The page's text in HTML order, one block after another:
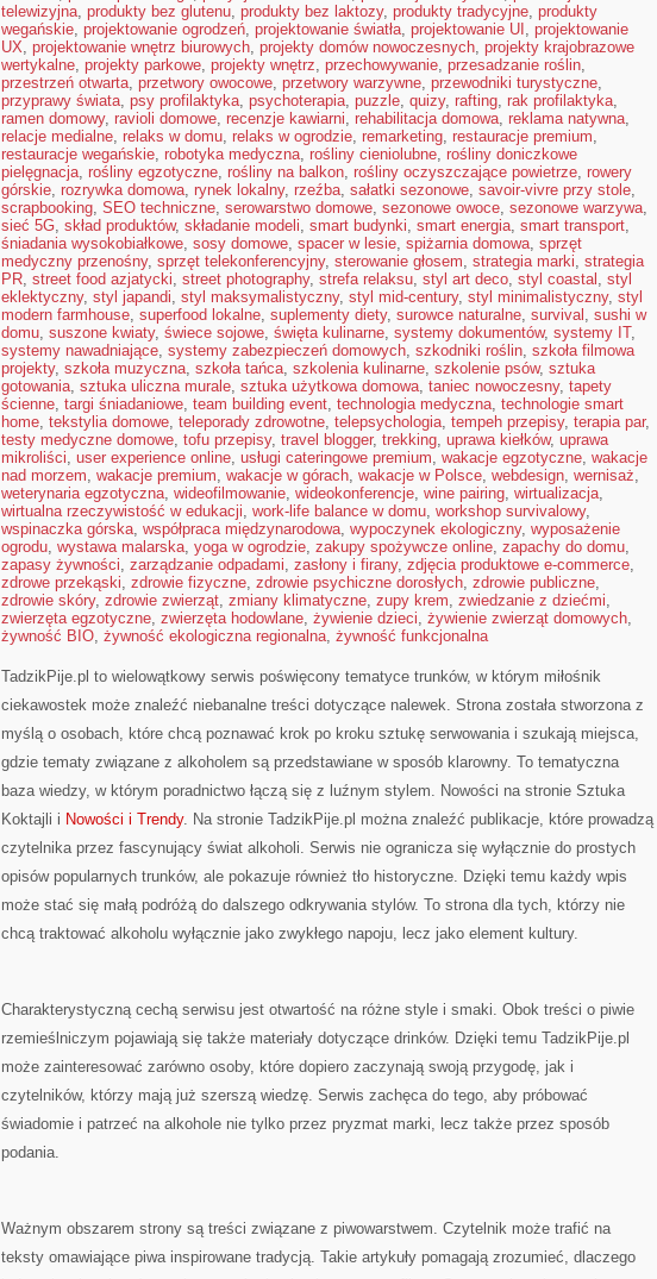
telewizyjna, produkty bez glutenu, produkty bez laktozy, produkty tradycyjne, produkty
wegańskie, projektowanie ogrodzeń, projektowanie światła, projektowanie UI , projektowanie
UX, projektowanie wnętrz biurowych, projekty domów nowoczesnych, projekty krajobrazowe
wertykalne, projekty parkowe, projekty wnętrz, przechowywanie, przesadzanie roślin,
przestrzeń otwarta, przetwory owocowe, przetwory warzywne, przewodniki turystyczne,
przyprawy świata, psy profilaktyka, psychoterapia, puzzle, quizy, rafting, rak profilaktyka,
ramen domowy, ravioli domowe, recenzje kawiarni, rehabilitacja domowa, reklama natywna,
relacje medialne, relaks w domu, relaks w ogrodzie, remarketing, restauracje premium,
restauracje wegańskie, robotyka medyczna, rośliny cieniolubne, rośliny doniczkowe
pielęgnacja, rośliny egzotyczne, rośliny na balkon, rośliny oczyszczające powietrze, rowery
górskie, rozrywka domowa, rynek lokalny, rzeźba, sałatki sezonowe, savoir-vivre przy stole,
scrapbooking, SEO techniczne, serowarstwo domowe, sezonowe owoce, sezonowe warzywa,
sieć 5G, skład produktów, składanie modeli, smart budynki, smart energia, smart transport,
śniadania wysokobiałkowe, sosy domowe, spacer w lesie, spiżarnia domowa, sprzęt
medyczny przenośny, sprzęt telekonferencyjny, sterowanie głosem, strategia marki, strategia
PR, street food azjatycki, street photography, strefa relaksu, styl art deco, styl coastal , styl
eklektyczny, styl japandi, styl maksymalistyczny, styl mid-century, styl minimalistyczny, styl
modern farmhouse, superfood lokalne, suplementy diety, surowce naturalne, survival , sushi w
domu, suszone kwiaty, świece sojowe, święta kulinarne, systemy dokumentów, systemy IT,
systemy nawadniające, systemy zabezpieczeń domowych, szkodniki roślin, szkoła filmowa
projekty, szkoła muzyczna, szkoła tańca, szkolenia kulinarne, szkolenie psów, sztuka
gotowania, sztuka uliczna murale, sztuka użytkowa domowa, taniec nowoczesny, tapety
ścienne, targi śniadaniowe, team building event, technologia medyczna, technologie smart
home, tekstylia domowe, teleporady zdrowotne, telepsychologia, tempeh przepisy, terapia par,
testy medyczne domowe, tofu przepisy, travel blogger, trekking, uprawa kiełków, uprawa
mikroliści, user experience online, usługi cateringowe premium, wakacje egzotyczne, wakacje
nad morzem, wakacje premium, wakacje w górach, wakacje w Polsce, webdesign, wernisaż,
weterynaria egzotyczna, wideofilmowanie, wideokonferencje, wine pairing, wirtualizacja,
wirtualna rzeczywistość w edukacji, work-life balance w domu, workshop survivalowy,
wspinaczka górska, współpraca międzynarodowa, wypoczynek ekologiczny, wyposażenie
ogrodu, wystawa malarska, yoga w ogrodzie, zakupy spożywcze online, zapachy do domu,
zapasy żywności, zarządzanie odpadami, zasłony i firany, zdjęcia produktowe e-commerce,
zdrowe przekąski, zdrowie fizyczne, zdrowie psychiczne dorosłych, zdrowie publiczne,
zdrowie skóry, zdrowie zwierząt, zmiany klimatyczne, zupy krem, zwiedzanie z dziećmi,
zwierzęta egzotyczne, zwierzęta hodowlane, żywienie dzieci, żywienie zwierząt domowych,
żywność BIO, żywność ekologiczna regionalna, żywność funkcjonalna
TadzikPije.pl to wielowątkowy serwis poświęcony tematyce trunków, w którym miłośnik
ciekawostek może znaleźć niebanalne treści dotyczące nalewek. Strona została stworzona z
myślą o osobach, które chcą poznawać krok po kroku sztukę serwowania i szukają miejsca,
gdzie tematy związane z alkoholem są przedstawiane w sposób klarowny. To tematyczna
baza wiedzy, w którym poradnictwo łączą się z luźnym stylem. Nowości na stronie Sztuka
Koktajli i Nowości i Trendy. Na stronie TadzikPije.pl można znaleźć publikacje, które prowadzą
czytelnika przez fascynujący świat alkoholi. Serwis nie ogranicza się wyłącznie do prostych
opisów popularnych trunków, ale pokazuje również tło historyczne. Dzięki temu każdy wpis
może stać się małą podróżą do dalszego odkrywania stylów. To strona dla tych, którzy nie
chcą traktować alkoholu wyłącznie jako zwykłego napoju, lecz jako element kultury.
Charakterystyczną cechą serwisu jest otwartość na różne style i smaki. Obok treści o piwie
rzemieślniczym pojawiają się także materiały dotyczące drinków. Dzięki temu TadzikPije.pl
może zainteresować zarówno osoby, które dopiero zaczynają swoją przygodę, jak i
czytelników, którzy mają już szerszą wiedzę. Serwis zachęca do tego, aby próbować
świadomie i patrzeć na alkohole nie tylko przez pryzmat marki, lecz także przez sposób
podania.
Ważnym obszarem strony są treści związane z piwowarstwem. Czytelnik może trafić na
teksty omawiające piwa inspirowane tradycją. Takie artykuły pomagają zrozumieć, dlaczego